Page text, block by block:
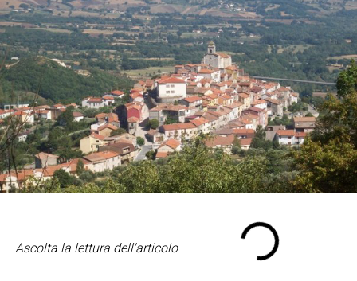
Ascolta la lettura dell'articolo